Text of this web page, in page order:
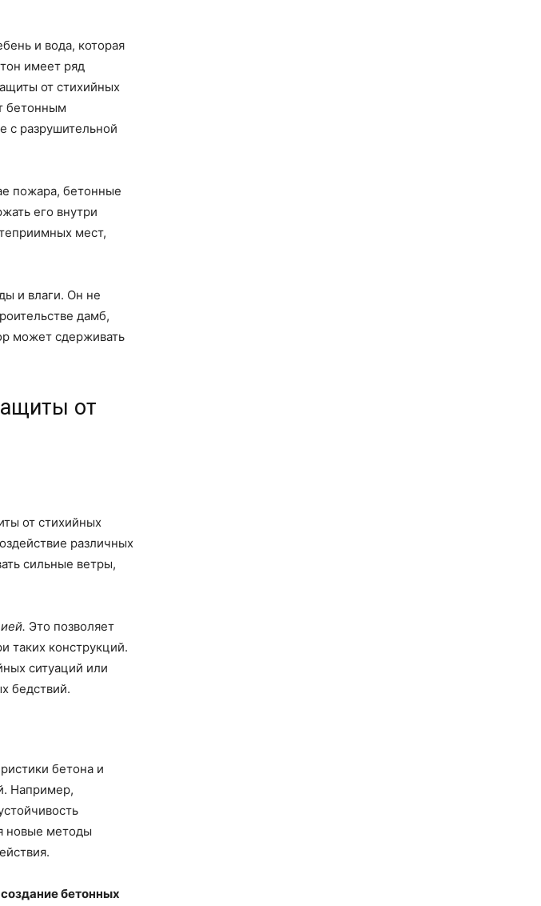
и вода, которая
имеет ряд
от стихийных
бетонным
с разрушительной
пожара, бетонные
его внутри
мест,
и влаги. Он не
дамб,
может сдерживать
от
от стихийных
различных
сильные ветры,
Это позволяет
таких конструкций.
ситуаций или
бедствий.
бетона и
Например,
новые методы
бетонных